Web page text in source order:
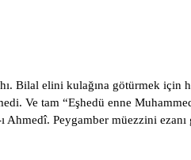
Bilal elini kulağına götürmek için
Ve tam “Eşhedü enne
Ahmedî. Peygamber müezzini